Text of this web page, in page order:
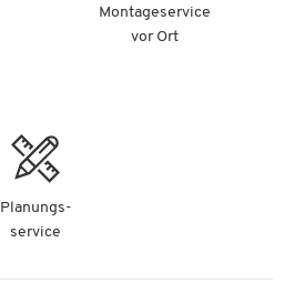
Montageservice
vor Ort
Planungs-
service